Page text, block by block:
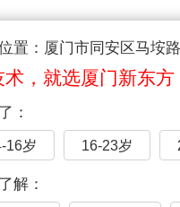
置：厦门市同安区马垵
术，就选厦门新东方
：
16岁 16-23岁
解：